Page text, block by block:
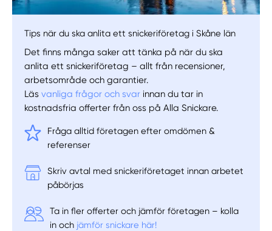
Tips när du ska anlita ett snickeriföretag i Skåne län
Det finns många saker att tänka på när du ska
anlita ett snickeriföretag – allt från recensioner,
arbetsområde och garantier.
Läsvanliga frågor och svar innan du tar in
kostnadsfria offerter från oss på Alla Snickare.
Fråga alltid företagen efter omdömen &
referenser
Skriv avtal med snickeriföretaget innan arbetet
påbörjas
Ta in fler offerter och jämför företagen – kolla
in och jämför snickare här!